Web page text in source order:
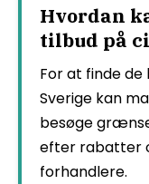
Hvordan
tilbud på
For at finde
Sverige kan
besøge
efter rabatter
forhandlere.